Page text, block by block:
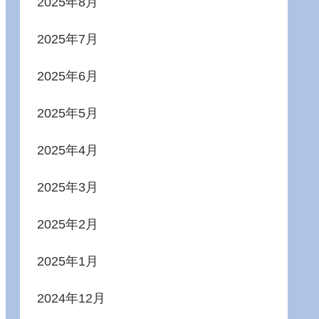
2025年7月
2025年6月
2025年5月
2025年4月
2025年3月
2025年2月
2025年1月
2024年12月